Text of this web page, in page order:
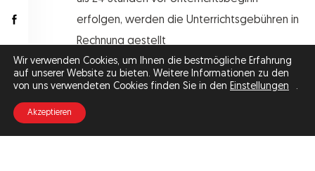
erfolgen, werden die Unterrichtsgebühren in
Rechnung gestellt
Wenn wir einen Kurs absagen, werden wir ihn
entweder verlegen, wenn möglich, oder den
Wir verwenden Cookies, um Ihnen die bestmögliche Erfahrung
auf unserer Website zu bieten. Weitere Informationen zu den
von uns verwendeten Cookies finden Sie in den Einstellungen .
Akzeptieren